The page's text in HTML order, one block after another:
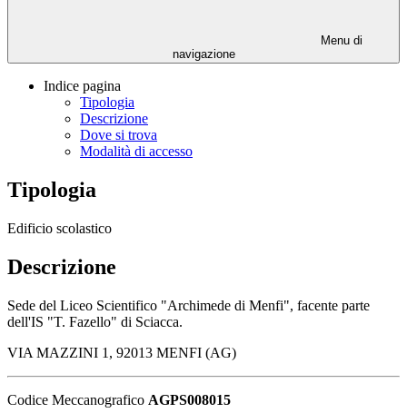
Menu di
navigazione
Indice pagina
Tipologia
Descrizione
Dove si trova
Modalità di accesso
Tipologia
Edificio scolastico
Descrizione
Sede del Liceo Scientifico "Archimede di Menfi", facente parte
dell'IS "T. Fazello" di Sciacca.
VIA MAZZINI 1, 92013 MENFI (AG)
Codice Meccanografico AGPS008015